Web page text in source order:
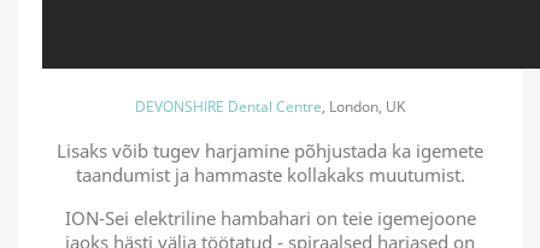
DEVONSHIRE Dental Centre, London, UK
Lisaks võib tugev harjamine põhjustada ka igemete
taandumist ja hammaste kollakaks muutumist.
ION-Sei elektriline hambahari on teie igemejoone
jaoks hästi välja töötatud - spiraalsed harjased on